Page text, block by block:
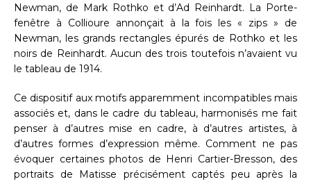
Newman, de Mark Rothko et d’Ad Reinhardt. La Porte-
fenêtre à Collioure annonçait à la fois les « zips » de
Newman, les grands rectangles épurés de Rothko et les
noirs de Reinhardt. Aucun des trois toutefois n’avaient vu
le tableau de 1914.
Ce dispositif aux motifs apparemment incompatibles mais
associés et, dans le cadre du tableau, harmonisés me fait
penser à d’autres mise en cadre, à d’autres artistes, à
d’autres formes d’expression même. Comment ne pas
évoquer certaines photos de Henri Cartier-Bresson, des
portraits de Matisse précisément captés peu après la